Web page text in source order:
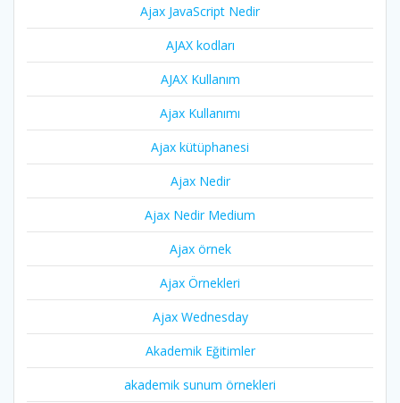
Ajax JavaScript Nedir
AJAX kodları
AJAX Kullanım
Ajax Kullanımı
Ajax kütüphanesi
Ajax Nedir
Ajax Nedir Medium
Ajax örnek
Ajax Örnekleri
Ajax Wednesday
Akademik Eğitimler
akademik sunum örnekleri